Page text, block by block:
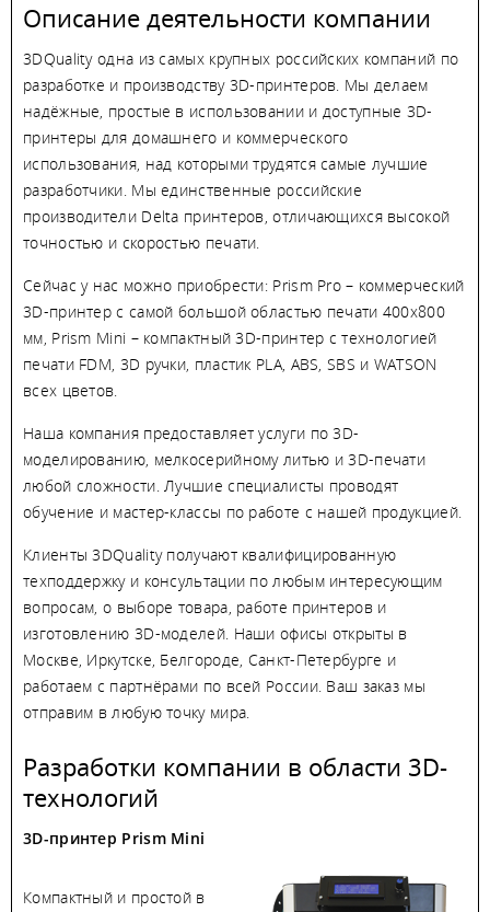
Описание деятельности компании
3DQuality одна из самых крупных российских компаний по
разработке и производству 3D-принтеров. Мы делаем
надёжные, простые в использовании и доступные 3D-
принтеры для домашнего и коммерческого
использования, над которыми трудятся самые лучшие
разработчики. Мы единственные российские
производители Delta принтеров, отличающихся высокой
точностью и скоростью печати.
Сейчас у нас можно приобрести: Prism Pro – коммерческий
3D-принтер c самой большой областью печати 400х800
мм, Prism Mini – компактный 3D-принтер с технологией
печати FDM, 3D ручки, пластик PLA, ABS, SBS и WATSON
всех цветов.
Наша компания предоставляет услуги по 3D-
моделированию, мелкосерийному литью и 3D-печати
любой сложности. Лучшие специалисты проводят
обучение и мастер-классы по работе с нашей продукцией.
Клиенты 3DQuality получают квалифицированную
техподдержку и консультации по любым интересующим
вопросам, о выборе товара, работе принтеров и
изготовлению 3D-моделей. Наши офисы открыты в
Москве, Иркутске, Белгороде, Санкт-Петербурге и
работаем с партнёрами по всей России. Ваш заказ мы
отправим в любую точку мира.
Разработки компании в области 3D-
технологий
3D-принтер Prism Mini
Компактный и простой в